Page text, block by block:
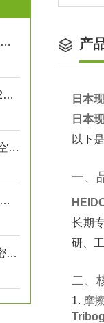
池田屋精品！TAKASAGO RZ-X2系列充放电系统 RZ-X2 参数介绍
池田屋新品PISCO球阀BVU60-1212正式发布
池田屋精品！F007-46-X Teflon®真空吸笔技术参数与应用解析
池田屋坂诘SAKAZUMELEN灯操作方法
池田屋新品横河电机EJXC80J隔膜密封式差压变送器
产
日本
日本
以下
一、
长期
研、
二、
1. ‌ 摩